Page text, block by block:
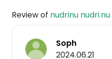
Review of nudrinu nudri.nu
Soph
2024.06.21